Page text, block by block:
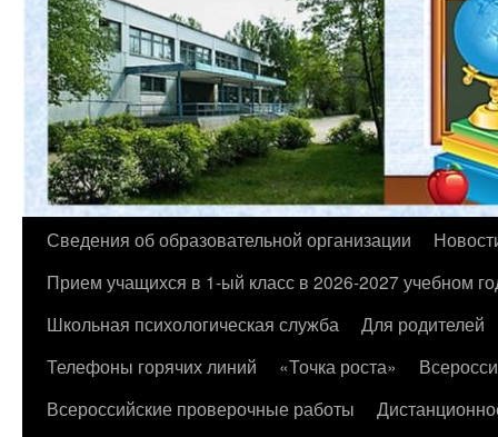
Перейти
содержимому
Сведения об образовательной организации
Прием учащихся в 1-ый класс в 2026-2027 учебном
Школьная психологическая служба
Для родителей
Телефоны горячих линий
«Точка роста»
Всероссийские проверочные работы